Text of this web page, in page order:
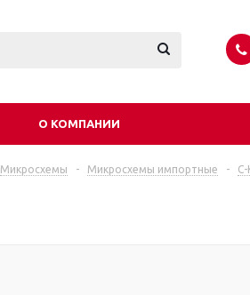
О КОМПАНИИ
Микросхемы - Микросхемы импортные -